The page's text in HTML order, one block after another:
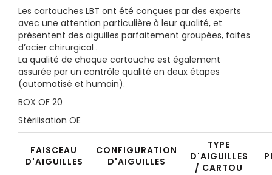
Les cartouches LBT ont été conçues par des experts
avec une attention particulière à leur qualité, et
présentent des aiguilles parfaitement groupées, faites
d’acier chirurgical .
La qualité de chaque cartouche est également
assurée par un contrôle qualité en deux étapes
(automatisé et humain).
BOX OF 20
Stérilisation OE
FAISCEAU
D'AIGUILLES
CONFIGURATION
D'AIGUILLES
TYPE
D'AIGUILLES
/ CARTOU